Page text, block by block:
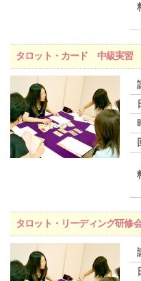
タロット・カード 中級実習
タロット・リーディング研修